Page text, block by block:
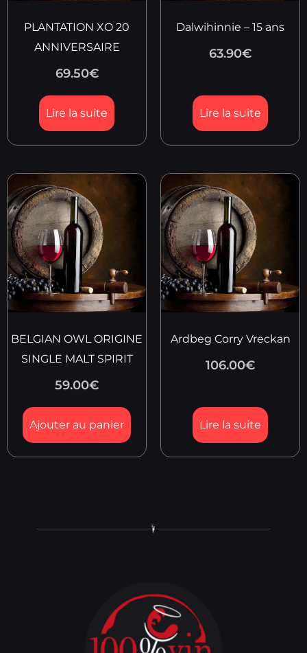
PLANTATION XO 20
ANNIVERSAIRE
69.50€
Lire la suite
Dalwihinnie – 15 ans
63.90€
Lire la suite
BELGIAN OWL ORIGINE
SINGLE MALT SPIRIT
59.00€
Ajouter au panier
Ardbeg Corry Vreckan
106.00€
Lire la suite